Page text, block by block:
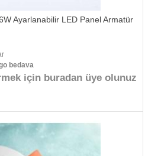
Ayarlanabilir LED Panel Armatür
bedava
için buradan üye olunuz